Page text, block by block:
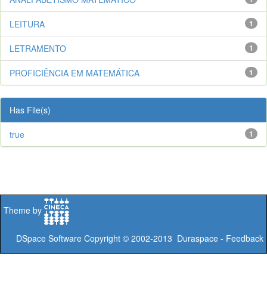
1
LEITURA
1
LETRAMENTO
1
PROFICIÊNCIA EM MATEMÁTICA
Has File(s)
1
true
Theme by
DSpace Software Copyright © 2002-2013 Duraspace - Feedback